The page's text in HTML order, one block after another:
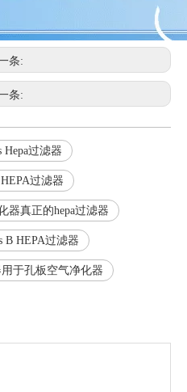
条:
条:
Hepa过滤器
过滤器
器真正的hepa过滤器
B HEPA过滤器
于孔板空气净化器